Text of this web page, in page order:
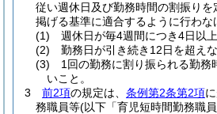
従い週休日及び勤務時間の割振りを
掲げる基準に適合するように行わな
(1)
週休日が毎4週間につき4日以上
(2)
勤務日が引き続き12日を超えな
(3)
1回の勤務に割り振られる勤務
いこと。
3
前2項の規定は、 条例第2条第2項
務職員等(以下「育児短時間勤務職